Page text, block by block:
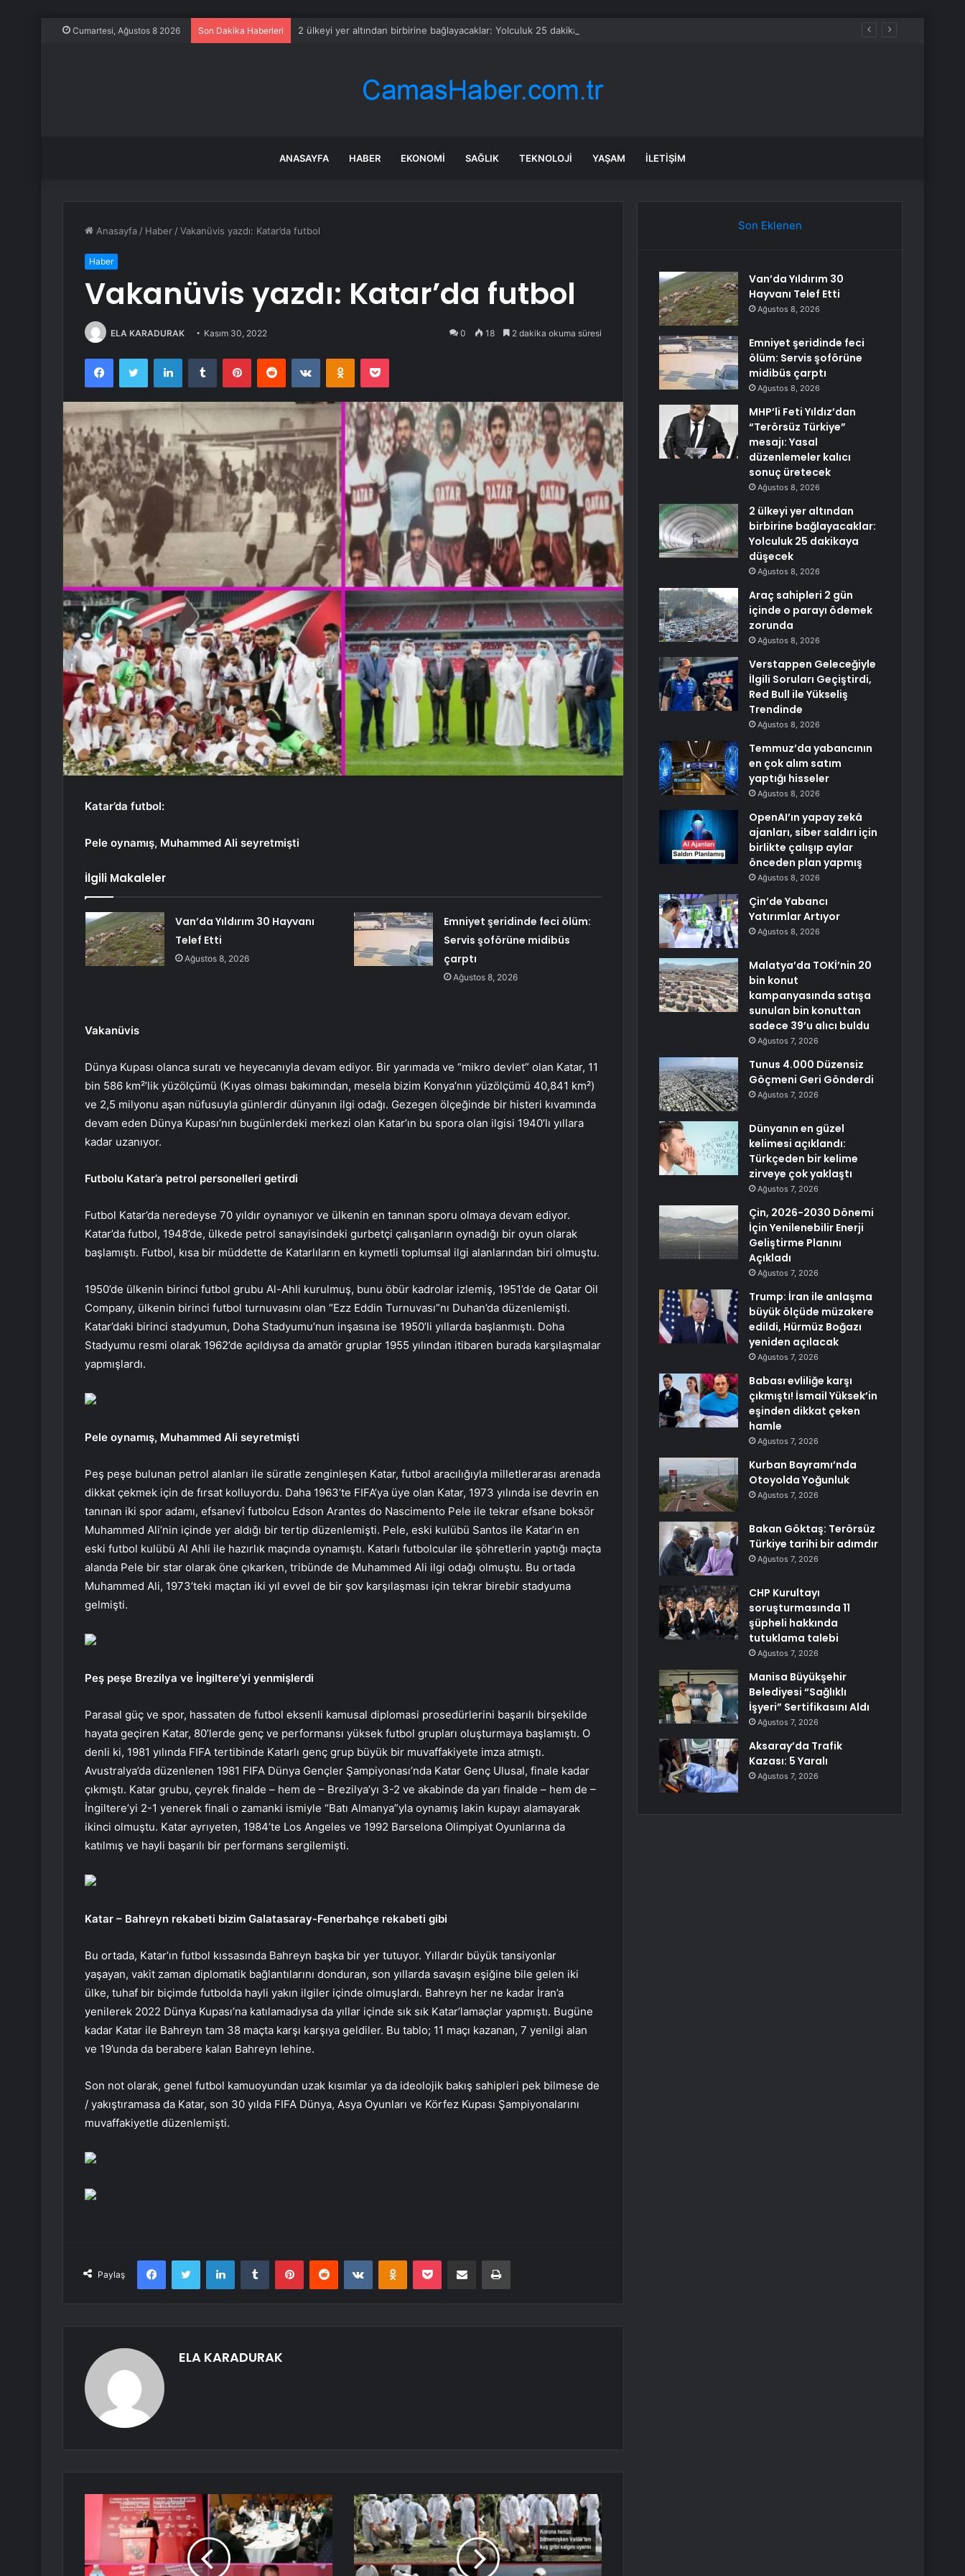
Cumartesi, Ağustos 8 2026 Son Dakika Haberleri 2 ülkeyi yer altından birbirine bağlayacaklar: Yolculuk 25 dakikaya düşecek
ANASAYFA HABER EKONOMI SAĞLIK TEKNOLOJI YAŞAM İLETIŞIM
Anasayfa / Haber /Vakanüvis yazdı: Katar’da futbol
Haber
Vakanüvis yazdı: Katar’da futbol
ELA KARADURAK Kasım 30, 2022 0 18 2 dakika okuma süresi
FacebookTwitter LinkedInTumblr PinterestReddit VKontakteOdnoklassniki
Pocket
Katar’da futbol:
Pele oynamış, Muhammed Ali seyretmişti
İlgili Makaleler
Van’da Yıldırım 30 Hayvanı
Telef Etti
Ağustos 8, 2026
Emniyet şeridinde feci ölüm:
Servis şoförüne midibüs
çarptı
Ağustos 8, 2026
Vakanüvis
Dünya Kupası olanca suratı ve heyecanıyla devam ediyor. Bir yarımada ve “mikro devlet” olan Katar, 11
bin 586 km²’lik yüzölçümü (Kıyas olması bakımından, mesela bizim Konya’nın yüzölçümü 40,841 km²)
ve 2,5 milyonu aşan nüfusuyla günlerdir dünyanın ilgi odağı. Gezegen ölçeğinde bir histeri kıvamında
devam eden Dünya Kupası’nın bugünlerdeki merkezi olan Katar’ın bu spora olan ilgisi 1940’lı yıllara
kadar uzanıyor.
Futbolu Katar’a petrol personelleri getirdi
Futbol Katar’da neredeyse 70 yıldır oynanıyor ve ülkenin en tanınan sporu olmaya devam ediyor.
Katar’da futbol, 1948’de, ülkede petrol sanayisindeki gurbetçi çalışanların oynadığı bir oyun olarak
başlamıştı. Futbol, kısa bir müddette de Katarlıların en kıymetli toplumsal ilgi alanlarından biri olmuştu.
1950’de ülkenin birinci futbol grubu Al-Ahli kurulmuş, bunu öbür kadrolar izlemiş, 1951’de de Qatar Oil
Company, ülkenin birinci futbol turnuvasını olan “Ezz Eddin Turnuvası”nı Duhan’da düzenlemişti.
Katar’daki birinci stadyumun, Doha Stadyumu’nun inşasına ise 1950’li yıllarda başlanmıştı. Doha
Stadyumu resmi olarak 1962’de açıldıysa da amatör gruplar 1955 yılından itibaren burada karşılaşmalar
yapmışlardı.
Pele oynamış, Muhammed Ali seyretmişti
Peş peşe bulunan petrol alanları ile süratle zenginleşen Katar, futbol aracılığıyla milletlerarası arenada
dikkat çekmek için de fırsat kolluyordu. Daha 1963’te FIFA’ya üye olan Katar, 1973 yılında ise devrin en
tanınan iki spor adamı, efsanevî futbolcu Edson Arantes do Nascimento Pele ile tekrar efsane boksör
Muhammed Ali’nin içinde yer aldığı bir tertip düzenlemişti. Pele, eski kulübü Santos ile Katar’ın en
eski futbol kulübü Al Ahli ile hazırlık maçında oynamıştı. Katarlı futbolcular ile şöhretlerin yaptığı maçta
alanda Pele bir star olarak öne çıkarken, tribünde de Muhammed Ali ilgi odağı olmuştu. Bu ortada
Muhammed Ali, 1973’teki maçtan iki yıl evvel de bir şov karşılaşması için tekrar birebir stadyuma
gelmişti.
Peş peşe Brezilya ve İngiltere’yi yenmişlerdi
Parasal güç ve spor, hassaten de futbol eksenli kamusal diplomasi prosedürlerini başarılı birşekilde
hayata geçiren Katar, 80’lerde genç ve performansı yüksek futbol grupları oluşturmaya başlamıştı. O
denli ki, 1981 yılında FIFA tertibinde Katarlı genç grup büyük bir muvaffakiyete imza atmıştı.
Avustralya’da düzenlenen 1981 FIFA Dünya Gençler Şampiyonası’nda Katar Genç Ulusal, finale kadar
çıkmıştı. Katar grubu, çeyrek finalde – hem de – Brezilya’yı 3-2 ve akabinde da yarı finalde – hem de –
İngiltere’yi 2-1 yenerek finali o zamanki ismiyle “Batı Almanya”yla oynamış lakin kupayı alamayarak
ikinci olmuştu. Katar ayrıyeten, 1984’te Los Angeles ve 1992 Barselona Olimpiyat Oyunlarına da
katılmış ve hayli başarılı bir performans sergilemişti.
Katar – Bahreyn rekabeti bizim Galatasaray-Fenerbahçe rekabeti gibi
Bu ortada, Katar’ın futbol kıssasında Bahreyn başka bir yer tutuyor. Yıllardır büyük tansiyonlar
yaşayan, vakit zaman diplomatik bağlantılarını donduran, son yıllarda savaşın eşiğine bile gelen iki
ülke, tuhaf bir biçimde futbolda hayli yakın ilgiler içinde olmuşlardı. Bahreyn her ne kadar İran’a
yenilerek 2022 Dünya Kupası’na katılamadıysa da yıllar içinde sık sık Katar’lamaçlar yapmıştı. Bugüne
kadar Katar ile Bahreyn tam 38 maçta karşı karşıya geldiler. Bu tablo; 11 maçı kazanan, 7 yenilgi alan
ve 19’unda da berabere kalan Bahreyn lehine.
Son not olarak, genel futbol kamuoyundan uzak kısımlar ya da ideolojik bakış sahipleri pek bilmese de
/ yakıştıramasa da Katar, son 30 yılda FIFA Dünya, Asya Oyunları ve Körfez Kupası Şampiyonalarını
muvaffakiyetle düzenlemişti.
Paylaş
FacebookTwitter LinkedInTumblr PinterestReddit VKontakteOdnoklassniki
Pocket E-Posta ile paylaş Yazdır
ELA KARADURAK
Son Eklenen
Van’da Yıldırım 30
Hayvanı Telef Etti
Ağustos 8, 2026
Emniyet şeridinde feci
ölüm: Servis şoförüne
midibüs çarptı
Ağustos 8, 2026
MHP’li Feti Yıldız’dan
“Terörsüz Türkiye”
mesajı: Yasal
düzenlemeler kalıcı
sonuç üretecek
Ağustos 8, 2026
2 ülkeyi yer altından
birbirine bağlayacaklar:
Yolculuk 25 dakikaya
düşecek
Ağustos 8, 2026
Araç sahipleri 2 gün
içinde o parayı ödemek
zorunda
Ağustos 8, 2026
Verstappen Geleceğiyle
İlgili Soruları Geçiştirdi,
Red Bull ile Yükseliş
Trendinde
Ağustos 8, 2026
Temmuz’da yabancının
en çok alım satım
yaptığı hisseler
Ağustos 8, 2026
OpenAI’ın yapay zekâ
ajanları, siber saldırı için
birlikte çalışıp aylar
önceden plan yapmış
Ağustos 8, 2026
Çin’de Yabancı
Yatırımlar Artıyor
Ağustos 8, 2026
Malatya’da TOKİ’nin 20
bin konut
kampanyasında satışa
sunulan bin konuttan
sadece 39’u alıcı buldu
Ağustos 7, 2026
Tunus 4.000 Düzensiz
Göçmeni Geri Gönderdi
Ağustos 7, 2026
Dünyanın en güzel
kelimesi açıklandı:
Türkçeden bir kelime
zirveye çok yaklaştı
Ağustos 7, 2026
Çin, 2026-2030 Dönemi
İçin Yenilenebilir Enerji
Geliştirme Planını
Açıkladı
Ağustos 7, 2026
Trump: İran ile anlaşma
büyük ölçüde müzakere
edildi, Hürmüz Boğazı
yeniden açılacak
Ağustos 7, 2026
Babası evliliğe karşı
çıkmıştı! İsmail Yüksek’in
eşinden dikkat çeken
hamle
Ağustos 7, 2026
Kurban Bayramı’nda
Otoyolda Yoğunluk
Ağustos 7, 2026
Bakan Göktaş: Terörsüz
Türkiye tarihi bir adımdır
Ağustos 7, 2026
CHP Kurultayı
soruşturmasında 11
şüpheli hakkında
tutuklama talebi
Ağustos 7, 2026
Manisa Büyükşehir
Belediyesi “Sağlıklı
İşyeri” Sertifikasını Aldı
Ağustos 7, 2026
Aksaray’da Trafik
Kazası: 5 Yaralı
Ağustos 7, 2026